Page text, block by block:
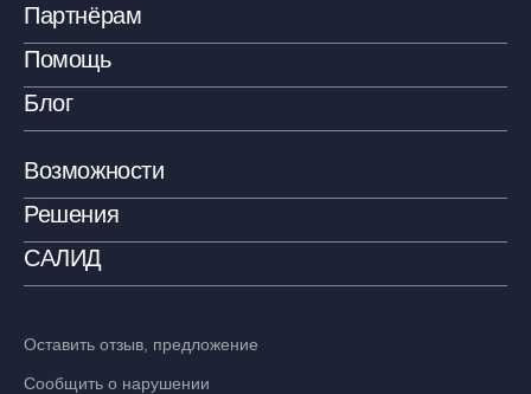
Партнёрам
Помощь
Блог
Возможности
Решения
САЛИД
Оставить отзыв, предложение
Сообщить о нарушении